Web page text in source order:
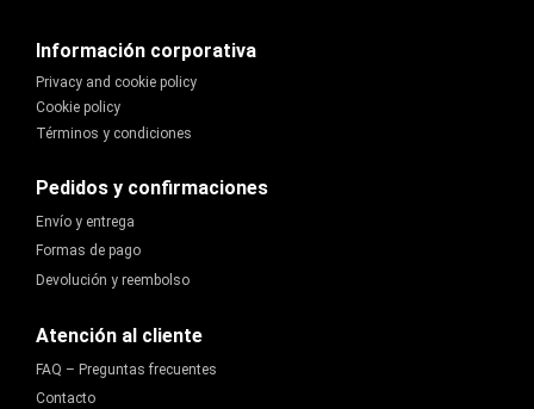
Información corporativa
Privacy and cookie policy
Cookie policy
Términos y condiciones
Pedidos y confirmaciones
Envío y entrega
Formas de pago
Devolución y reembolso
Atención al cliente
FAQ – Preguntas frecuentes
Contacto